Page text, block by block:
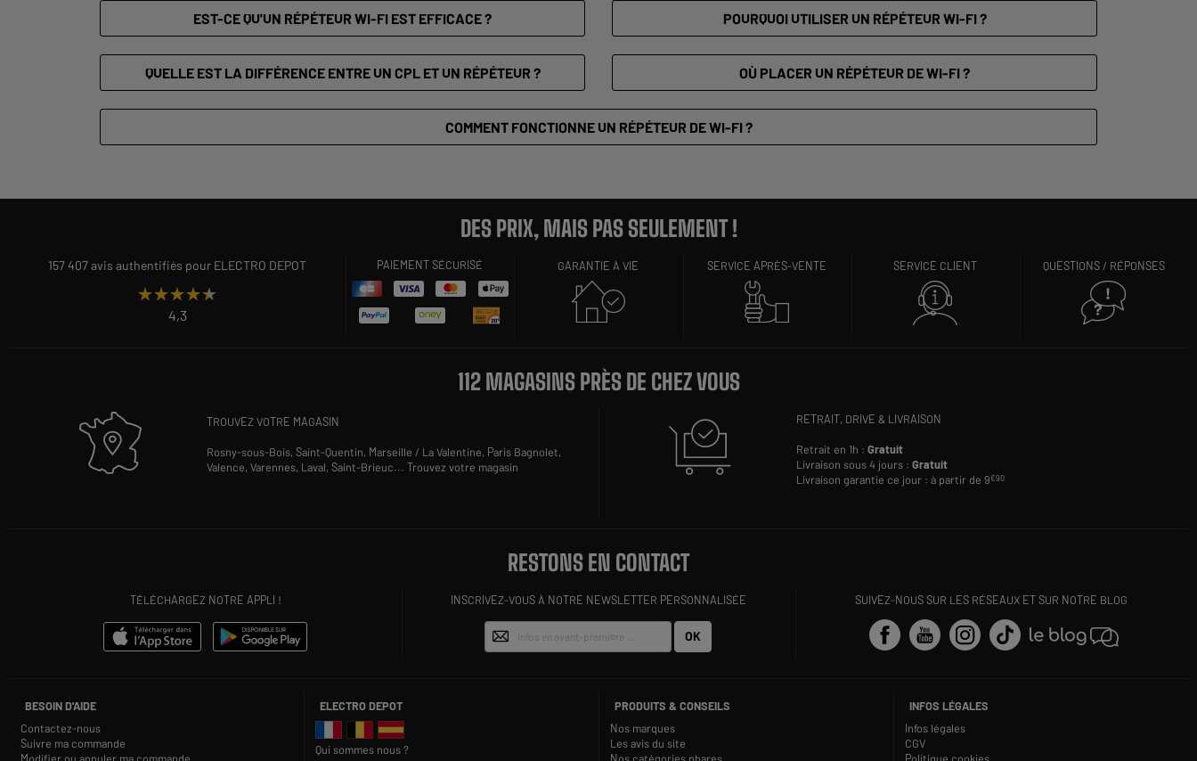
EST-CE QU'UN RÉPÉTEUR WI-FI EST EFFICACE ? POURQUOI UTILISER UN RÉPÉTEUR WI-FI ?
QUELLE EST LA DIFFÉRENCE ENTRE UN CPL ET UN RÉPÉTEUR ? OÙ PLACER UN RÉPÉTEUR DE WI-FI ?
COMMENT FONCTIONNE UN RÉPÉTEUR DE WI-FI ?
DES PRIX, MAIS PAS SEULEMENT !
157 407 avis authentifiés pour ELECTRO DEPOT
★★★★★
★★★★★
4,3
PAIEMENT SÉCURISÉ GARANTIE À VIE SERVICE APRÈS-VENTE SERVICE CLIENT QUESTIONS / RÉPONSES
112 MAGASINS PRÈS DE CHEZ VOUS
TROUVEZ VOTRE MAGASIN
Rosny-sous-Bois,Saint-Quentin, Marseille / La Valentine, Paris Bagnolet,
Valence,Varennes, Laval,Saint-Brieuc...Trouvez votre magasin
RETRAIT, DRIVE & LIVRAISON
Retrait en 1h :Gratuit
Livraison sous 4 jours :Gratuit
Livraison garantie ce jour : à partir de 9€90
RESTONS EN CONTACT
TÉLÉCHARGEZ NOTRE APPLI ! INSCRIVEZ-VOUS À NOTRE NEWSLETTER PERSONNALISÉE
OK
SUIVEZ-NOUS SUR LES RÉSEAUX ET SUR NOTRE BLOG
BESOIN D'AIDE
Contactez-nous
Suivre ma commande
Modifier ou annuler ma commande
ELECTRO DEPOT
Qui sommes nous ?
PRODUITS & CONSEILS
Nos marques
Les avis du site
Nos catégories phares
INFOS LÉGALES
Infos légales
CGV
Politique cookies